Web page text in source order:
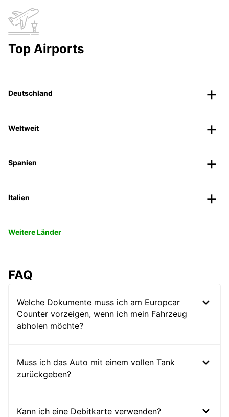
Top Airports
Deutschland
Weltweit
Spanien
Italien
Weitere Länder
FAQ
Welche Dokumente muss ich am Europcar
Counter vorzeigen, wenn ich mein Fahrzeug
abholen möchte?
Muss ich das Auto mit einem vollen Tank
zurückgeben?
Kann ich eine Debitkarte verwenden?